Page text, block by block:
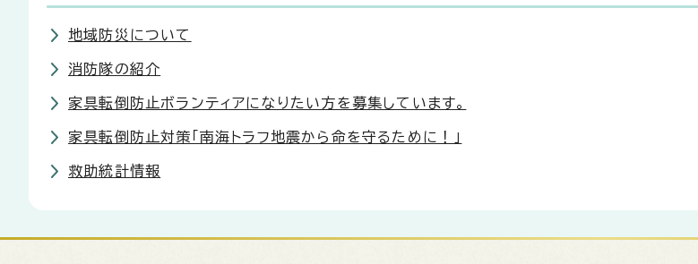
地域防災について
消防隊の紹介
家具転倒防止ボランティアになりたい方を募集しています。
家具転倒防止対策「南海トラフ地震から命を守るために！」
救助統計情報